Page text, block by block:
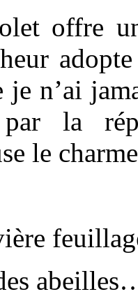
offre
n’ai
la
le